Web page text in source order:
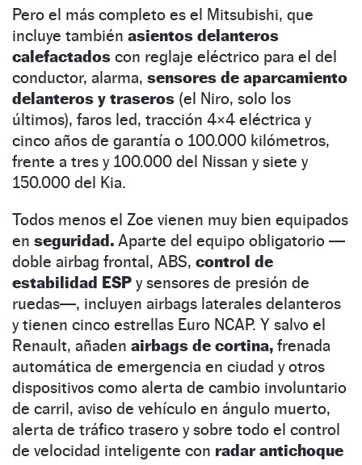
Pero el más completo es el Mitsubishi, que
incluye también asientos delanteros
calefactados con reglaje eléctrico para el del
conductor, alarma, sensores de aparcamiento
delanteros y traseros (el Niro, solo los
últimos), faros led, tracción 4×4 eléctrica y
cinco años de garantía o 100.000 kilómetros,
frente a tres y 100.000 del Nissan y siete y
150.000 del Kia.
Todos menos el Zoe vienen muy bien equipados
en seguridad. Aparte del equipo obligatorio —
doble airbag frontal, ABS, control de
estabilidad ESP y sensores de presión de
ruedas—, incluyen airbags laterales delanteros
y tienen cinco estrellas Euro NCAP. Y salvo el
Renault, añaden airbags de cortina, frenada
automática de emergencia en ciudad y otros
dispositivos como alerta de cambio involuntario
de carril, aviso de vehículo en ángulo muerto,
alerta de tráfico trasero y sobre todo el control
de velocidad inteligente con radar antichoque